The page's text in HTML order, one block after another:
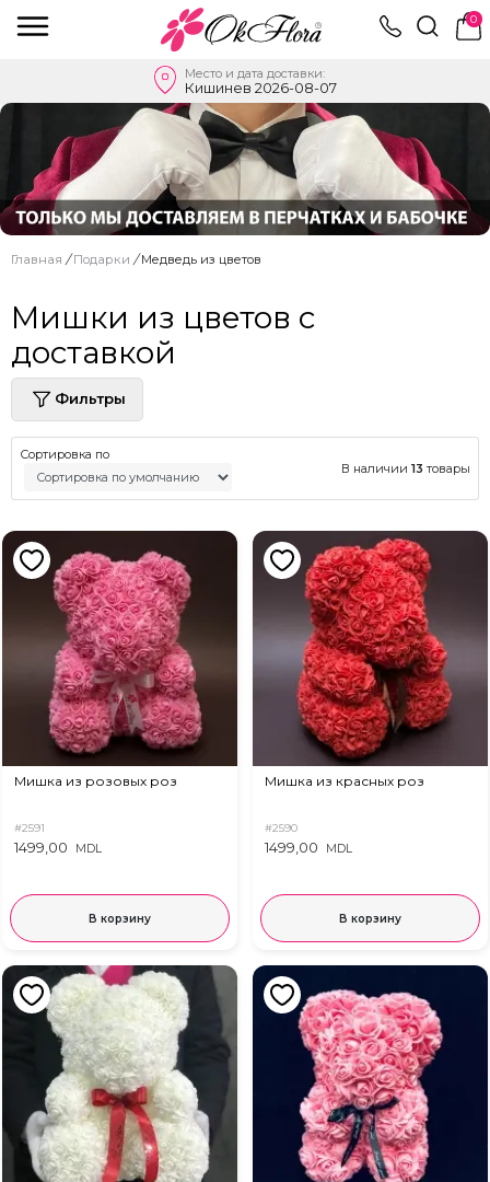
0
Место и дата доставки:
Кишинев 2026-08-07
Главная / Подарки / Медведь из цветов
Мишки из цветов с
доставкой
Фильтры
Сортировка по
В наличии 13 товары
Мишка из розовых роз
#2591
1499,00 MDL
В корзину
Мишка из красных роз
#2590
1499,00 MDL
В корзину